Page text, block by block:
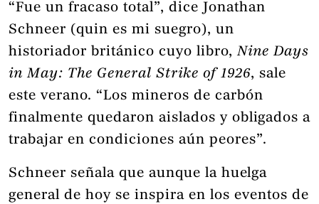
“Fue un fracaso total”, dice Jonathan
Schneer (quin es mi suegro), un
historiador británico cuyo libro,Nine Days
in May: The General Strike of 1926, sale
este verano. “Los mineros de carbón
finalmente quedaron aislados y obligados a
trabajar en condiciones aún peores”.
Schneer señala que aunque la huelga
general de hoy se inspira en los eventos de